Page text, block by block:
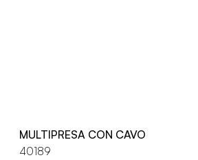
MULTIPRESA CON CAVO
40189